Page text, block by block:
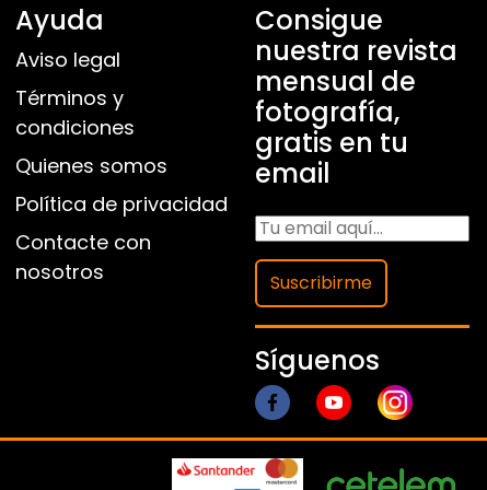
Ayuda
Aviso legal
Términos y
condiciones
Quienes somos
Política de privacidad
Contacte con
nosotros
Consigue
nuestra revista
mensual de
fotografía,
gratis en tu
email
Suscribirme
Síguenos